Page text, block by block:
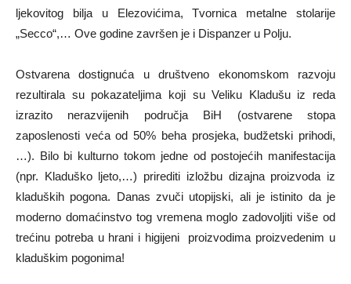
ljekovitog bilja u Elezovićima, Tvornica metalne stolarije
„Secco“,… Ove godine završen je i Dispanzer u Polju.
Ostvarena dostignuća u društveno ekonomskom razvoju
rezultirala su pokazateljima koji su Veliku Kladušu iz reda
izrazito nerazvijenih područja BiH (ostvarene stopa
zaposlenosti veća od 50% beha prosjeka, budžetski prihodi,
…). Bilo bi kulturno tokom jedne od postojećih manifestacija
(npr. Kladuško ljeto,…) prirediti izložbu dizajna proizvoda iz
kladuških pogona. Danas zvuči utopijski, ali je istinito da je
moderno domaćinstvo tog vremena moglo zadovoljiti više od
trećinu potreba u hrani i higijeni proizvodima proizvedenim u
kladuškim pogonima!